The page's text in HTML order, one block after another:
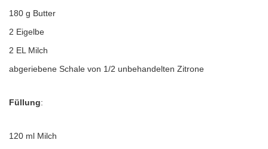
180 g Butter
2 Eigelbe
2 EL Milch
abgeriebene Schale von 1/2 unbehandelten Zitrone
Füllung:
120 ml Milch